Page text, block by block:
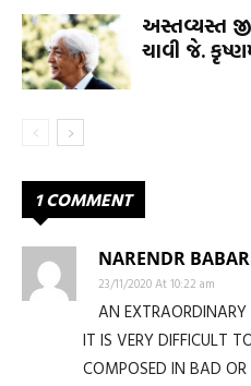
અસ્તવ્યસ્ત
ચાવી જે.
1 COMMENT
NARENDR
23/11/2020 At 10:22 am
AN EXTRAORDINARY
IT IS VERY DIFFICULT
COMPOSED IN BAD